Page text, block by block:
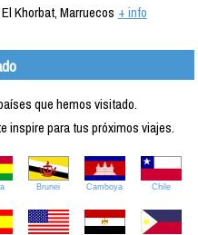
Khorbat, Marruecos + info
que hemos visitado.
inspire para tus próximos viajes.
Brunei Camboya Chile